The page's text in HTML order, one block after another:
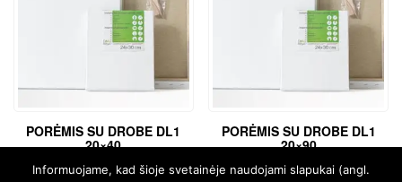
PORĖMIS SU DROBE DL1
20×40
€8,04
PORĖMIS SU DROBE DL1
20×90
€16,86
Informuojame, kad šioje svetainėje naudojami slapukai (angl.